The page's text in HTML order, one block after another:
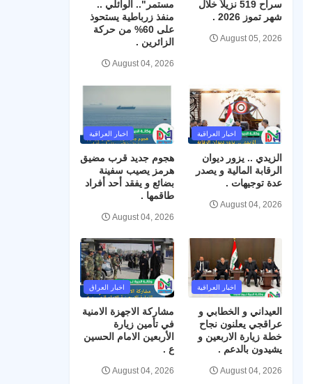
سراح 519 نزيلاً خلال
شهر تموز 2026 .
August 05, 2026
مستمر".. الوائلي ..
منفذ زرباطية يستحوذ
على 60% من حركة
الزائرين .
August 04, 2026
اخبار العراقية
الزيدي .. يزور ديوان
الرقابة المالية و يصدر
عدة توجيهات .
August 04, 2026
اخبار العراقية
هجوم جديد قرب مضيق
هرمز يصيب سفينة
بضائع و يفقد أحد أفراد
طاقمها .
August 04, 2026
اخبار العراقية
العيداني و الخطابي و
عراقجي يعلنون نجاح
خطة زيارة الاربعين و
يشيدون بالدعم .
August 04, 2026
اخبار العراق
مشاركة الاجهزة الامنية
في تأمين زيارة
الأربعين الامام الحسين
ع .
August 04, 2026